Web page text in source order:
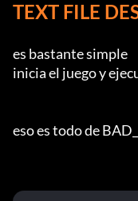
TEXT FILE
es bastante simple
inicia el juego y
eso es todo de